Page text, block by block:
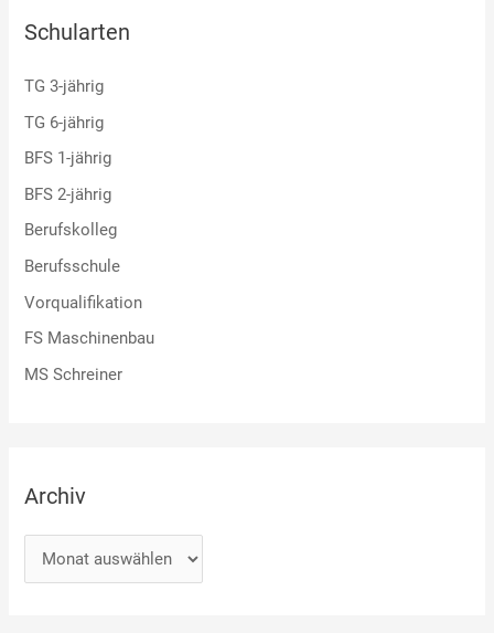
Schularten
TG 3-jährig
TG 6-jährig
BFS 1-jährig
BFS 2-jährig
Berufskolleg
Berufsschule
Vorqualifikation
FS Maschinenbau
MS Schreiner
Archiv